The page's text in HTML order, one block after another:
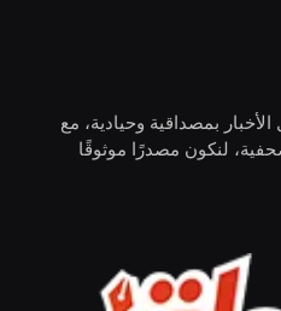
بمصداقية وحيادية، مع
لنكون مصدرًا موثوقًا